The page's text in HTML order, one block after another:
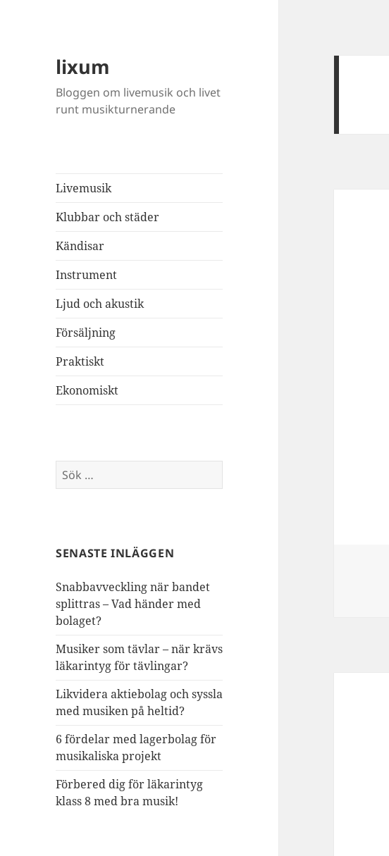
lixum
Bloggen om livemusik och livet
runt musikturnerande
Livemusik
Klubbar och städer
Kändisar
Instrument
Ljud och akustik
Försäljning
Praktiskt
Ekonomiskt
Sök
efter:
SENASTE INLÄGGEN
Snabbavveckling när bandet
splittras – Vad händer med
bolaget?
Musiker som tävlar – när krävs
läkarintyg för tävlingar?
Likvidera aktiebolag och syssla
med musiken på heltid?
6 fördelar med lagerbolag för
musikaliska projekt
Förbered dig för läkarintyg
klass 8 med bra musik!